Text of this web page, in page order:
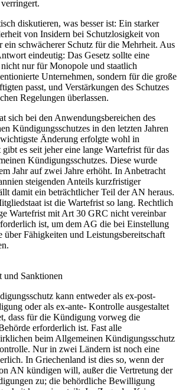
diskutieren, was besser ist: Ein starker
von Insidern bei Schutzlosigkeit von
ein schwächerer Schutz für die Mehrheit. Aus
eindeutig: Das Gesetz sollte eine
nur für Monopole und staatlich
Unternehmen, sondern für die große
passt, und Verstärkungen des Schutzes
Regelungen überlassen.
sich bei den Anwendungsbereichen des
Kündigungsschutzes in den letzten Jahren
Änderung erfolgte wohl in
es seit jeher eine lange Wartefrist für das
Kündigungsschutzes. Diese wurde
Jahr auf zwei Jahre erhöht. In Anbetracht
steigenden Anteils kurzfristiger
damit ein beträchtlicher Teil der AN heraus.
ist die Wartefrist so lang. Rechtlich
Wartefrist mit Art 30 GRC nicht vereinbar
ist, um dem AG die bei Einstellung
über Fähigkeiten und Leistungsbereitschaft
und Sanktionen
kann entweder als ex-post-
oder als ex-ante- Kontrolle ausgestaltet
dass für die Kündigung vorweg die
erforderlich ist. Fast alle
beim Allgemeinen Kündigungsschutz
Nur in zwei Ländern ist noch eine
In Griechenland ist dies so, wenn der
AN kündigen will, außer die Vertretung der
zu; die behördliche Bewilligung